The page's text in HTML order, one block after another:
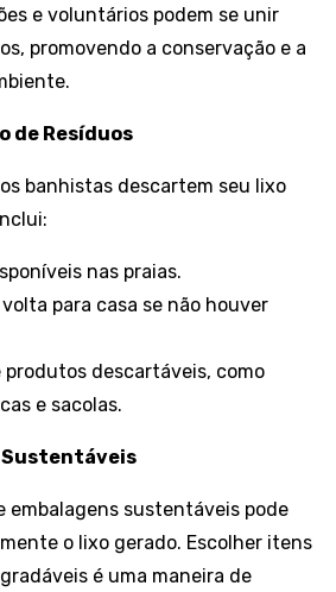
e voluntários podem se unir
promovendo a conservação e a
de Resíduos
banhistas descartem seu lixo
nas praias.
para casa se não houver
produtos descartáveis, como
e sacolas.
Sustentáveis
embalagens sustentáveis pode
o lixo gerado. Escolher itens
é uma maneira de